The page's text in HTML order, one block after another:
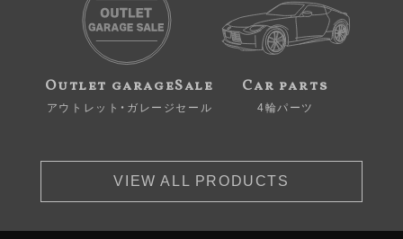
Outlet garageSale
アウトレット・ガレージセール
Car parts
4輪パーツ
VIEW ALL PRODUCTS